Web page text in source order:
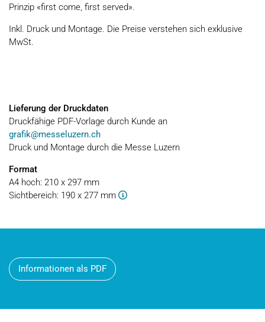
Prinzip «first come, first served».
Inkl. Druck und Montage. Die Preise verstehen sich exklusive
MwSt.
Lieferung der Druckdaten
Druckfähige PDF-Vorlage durch Kunde an
grafik@messeluzern.ch
Druck und Montage durch die Messe Luzern
Format
A4 hoch: 210 x 297 mm
Sichtbereich: 190 x 277 mm
Informationen als PDF